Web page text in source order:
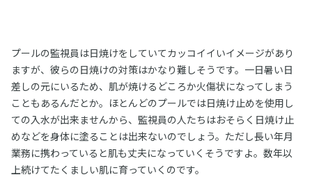
プールの監視員は日焼けをしていてカッコイイいイメージがあり
ますが、彼らの日焼けの対策はかなり難しそうです。一日暑い日
差しの元にいるため、肌が焼けるどころか火傷状になってしまう
こともあるんだとか。ほとんどのプールでは日焼け止めを使用し
ての入水が出来ませんから、監視員の人たちはおそらく日焼け止
めなどを身体に塗ることは出来ないのでしょう。ただし長い年月
業務に携わっていると肌も丈夫になっていくそうですよ。数年以
上続けてたくましい肌に育っていくのです。